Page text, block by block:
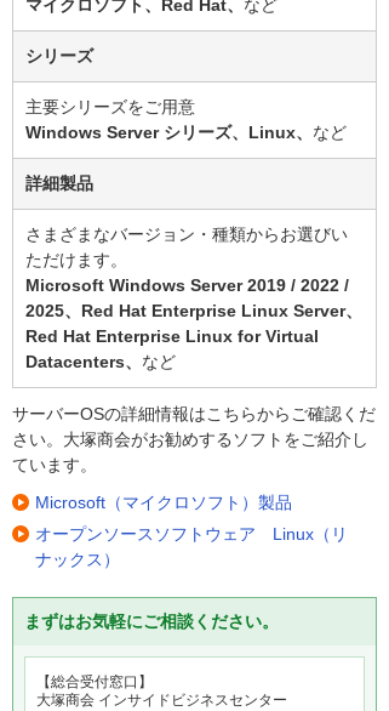
マイクロソフト、Red Hat、 など
シリーズ
主要シリーズをご用意
Windows Server シリーズ、Linux、 など
詳細製品
さまざまなバージョン・種類からお選びい
ただけます。
Microsoft Windows Server 2019 / 2022 /
2025、Red Hat Enterprise Linux Server、
Red Hat Enterprise Linux for Virtual
Datacenters、 など
サーバーOSの詳細情報はこちらからご確認くだ
さい。大塚商会がお勧めするソフトをご紹介し
ています。
Microsoft（マイクロソフト）製品
オープンソースソフトウェア Linux（リ
ナックス）
まずはお気軽にご相談ください。
【総合受付窓口】
大塚商会 インサイドビジネスセンター